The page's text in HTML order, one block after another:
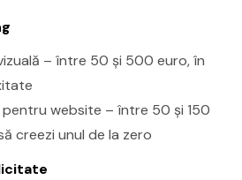
– între 50 și 500 euro, în
website – între 50 și 150
creezi unul de la zero